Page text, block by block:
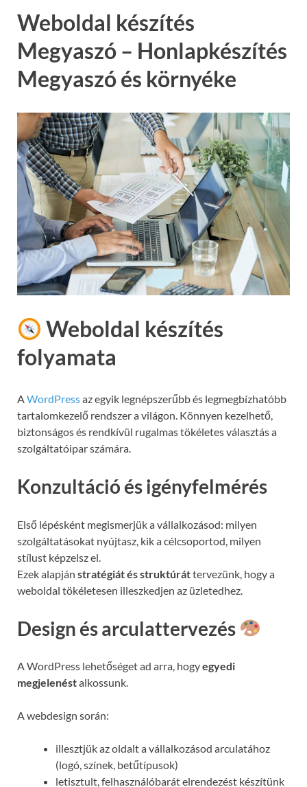
Weboldal készítés
Megyaszó – Honlapkészítés
Megyaszó és környéke
Weboldal készítés
folyamata
AWordPressaz egyik legnépszerűbb és legmegbízhatóbb
tartalomkezelő rendszer a világon. Könnyen kezelhető,
biztonságos és rendkívül rugalmas tökéletes választás a
szolgáltatóipar számára.
Konzultáció és igényfelmérés
Első lépésként megismerjük a vállalkozásod: milyen
szolgáltatásokat nyújtasz, kik a célcsoportod, milyen
stílust képzelsz el.
Ezek alapján stratégiát és struktúráttervezünk, hogy a
weboldal tökéletesen illeszkedjen az üzletedhez.
Design és arculattervezés
A WordPress lehetőséget ad arra, hogyegyedi
megjelenéstalkossunk.
A webdesign során:
illesztjük az oldalt a vállalkozásod arculatához
(logó, színek, betűtípusok)
letisztult, felhasználóbarát elrendezést készítünk